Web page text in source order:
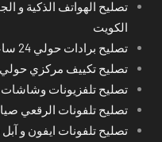
تصليح الهواتف الذكية و
الكويت
تصليح برادات حولي 24 ساعة فني تصليح برادات باكستاني
تصليح تكييف مركزي
تصليح تلفزيونات
تصليح تلفونات الرقعي
تصليح تلفونات ايفون و